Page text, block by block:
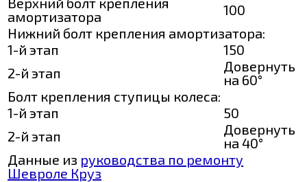
амортизатора
100
Нижний болт крепления амортизатора:
1-й этап
150
2-й этап
Довернуть
на 60°
Болт крепления ступицы колеса:
1-й этап
50
2-й этап
Довернуть
на 40°
Данные из руководства по ремонту
Шевроле Круз